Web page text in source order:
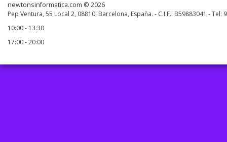
newtonsinformatica.com © 2026
Pep Ventura, 55 Local 2, 08810, Barcelona, España. - C.I.F.: B59883041 - Tel:
10:00 - 13:30
17:00 - 20:00